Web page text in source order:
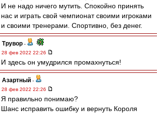
И не надо ничего мутить. Спокойно принять
нас и играть свой чемпионат своими игроками
и своими тренерами. Спортивно, без денег.
Трувор -
28 фев 2022 22:26
И здесь он умудрился промахнуться!
Азартный -
28 фев 2022 22:26
Я правильно понимаю?
Шанс исправить ошибку и вернуть Короля